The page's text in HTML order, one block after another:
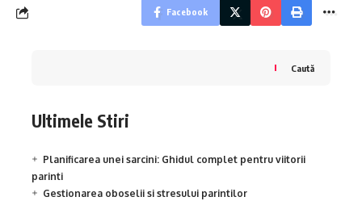
Facebook
Caută
Ultimele Stiri
Planificarea unei sarcini: Ghidul complet pentru viitorii
parinti
Gestionarea oboselii si stresului parintilor